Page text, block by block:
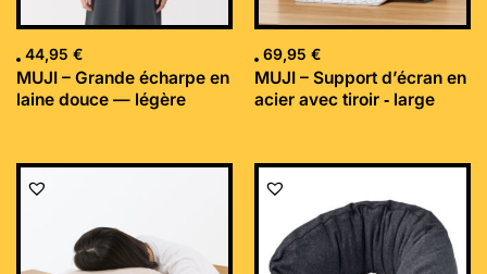
44,95 €
MUJI – Grande écharpe en
laine douce — légère
69,95 €
MUJI – Support d’écran en
acier avec tiroir ‐ large